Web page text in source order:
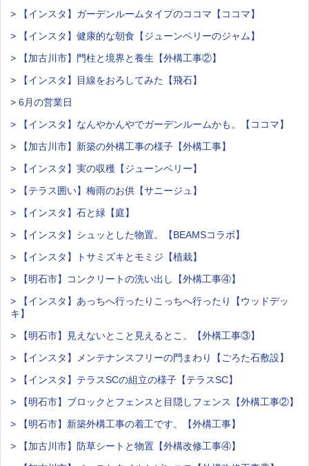
> 【インスタ】ガーデンルームタイプのココマ【ココマ】
> 【インスタ】健康的な朝食【ジューンベリーのジャム】
> 【加古川市】門柱と境界と養生【外構工事②】
> 【インスタ】目線をおろしてみた【飛石】
> 6月の営業日
> 【インスタ】なんやかんやでガーデンルームかも。【ココマ】
> 【加古川市】新築の外構工事の様子【外構工事】
> 【インスタ】実の収穫【ジューンベリー】
> 【テラス囲い】梅雨のお供【サニージュ】
> 【インスタ】石と緑【庭】
> 【インスタ】シュッとした物置。【BEAMSコラボ】
> 【インスタ】トサミズキとモミジ【植栽】
> 【明石市】コンクリートの洗い出し【外構工事④】
> 【インスタ】あっちへ行ったりこっちへ行ったり【ウッドデッ
キ】
> 【明石市】見えないとこと見えるとこ。【外構工事③】
> 【インスタ】メンテナンスフリーの門まわり【ごろた石敷設】
> 【インスタ】テラスSCの組立の様子【テラスSC】
> 【明石市】ブロックとフェンスと目隠しフェンス【外構工事②】
> 【明石市】新築外構工事の着工です。【外構工事】
> 【加古川市】防草シートと物置【外構改修工事④】